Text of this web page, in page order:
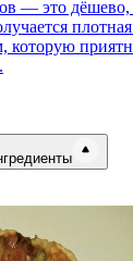
— это
плотная